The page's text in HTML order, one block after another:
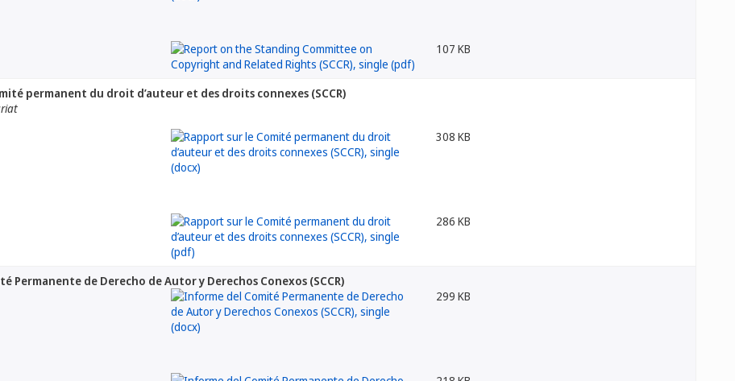
107 KB
permanent du droit d’auteur et des droits connexes (SCCR)
308 KB
286 KB
Permanente de Derecho de Autor y Derechos Conexos (SCCR)
299 KB